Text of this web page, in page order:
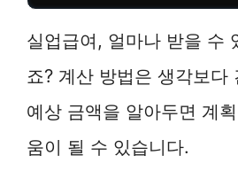
실업급여, 얼마나 받을 수
죠? 계산 방법은 생각보다
예상 금액을 알아두면 계
움이 될 수 있습니다.